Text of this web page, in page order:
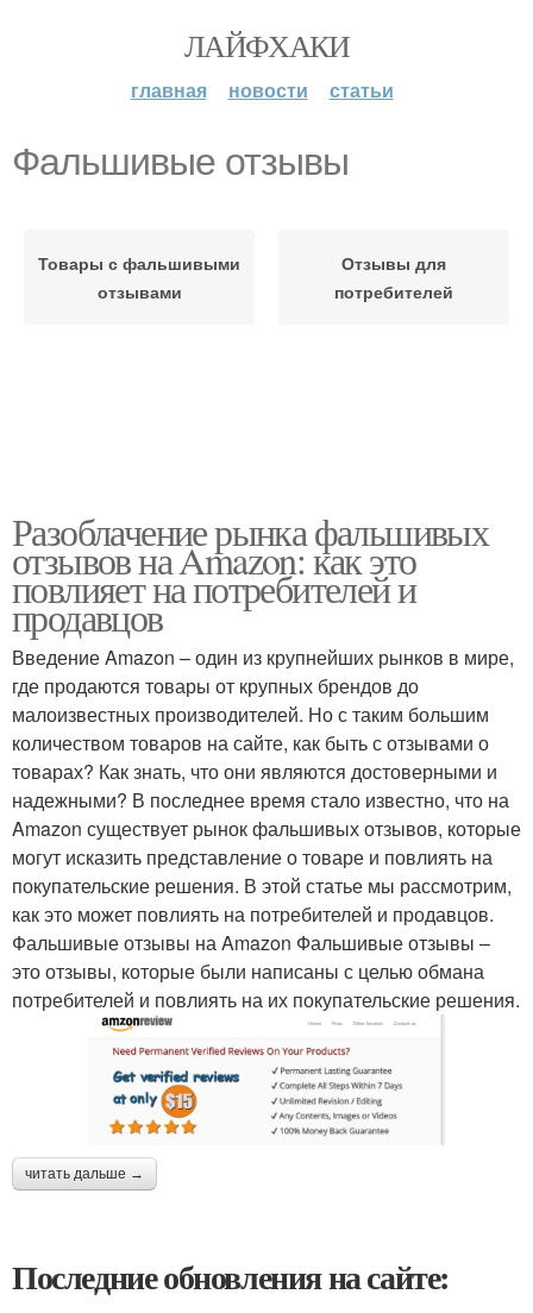
ЛАЙФХАКИ
главная новости статьи
Фальшивые отзывы
Товары с фальшивыми
отзывами
Отзывы для
потребителей
Разоблачение рынка фальшивых
отзывов на Amazon: как это
повлияет на потребителей и
продавцов
Введение Amazon – один из крупнейших рынков в мире,
где продаются товары от крупных брендов до
малоизвестных производителей. Но с таким большим
количеством товаров на сайте, как быть с отзывами о
товарах? Как знать, что они являются достоверными и
надежными? В последнее время стало известно, что на
Amazon существует рынок фальшивых отзывов, которые
могут исказить представление о товаре и повлиять на
покупательские решения. В этой статье мы рассмотрим,
как это может повлиять на потребителей и продавцов.
Фальшивые отзывы на Amazon Фальшивые отзывы –
это отзывы, которые были написаны с целью обмана
потребителей и повлиять на их покупательские решения.
читать дальше →
Последние обновления на сайте: